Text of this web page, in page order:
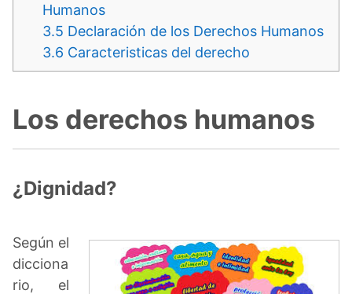
Humanos
3.5 Declaración de los Derechos Humanos
3.6 Caracteristicas del derecho
Los derechos humanos
¿Dignidad?
Según el
dicciona
rio, el